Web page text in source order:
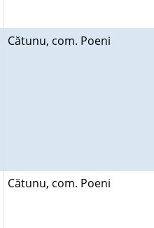
Cătunu, com. Poeni
Cătunu, com. Poeni